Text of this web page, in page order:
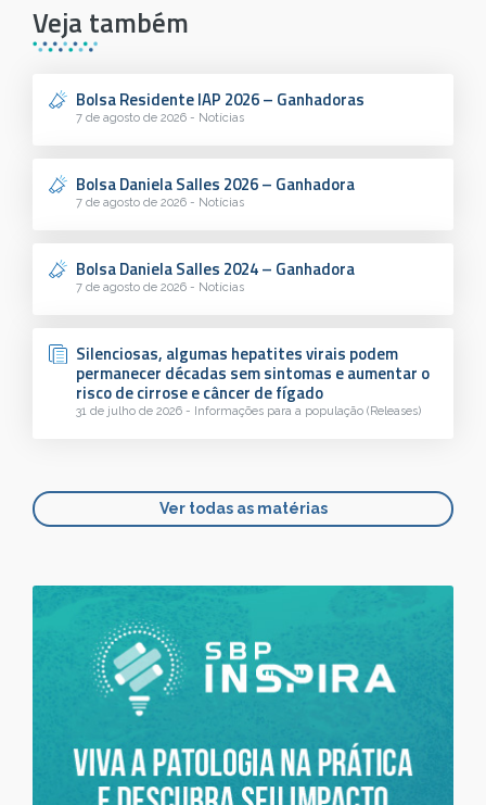
Veja também
Bolsa Residente IAP 2026 – Ganhadoras
7 de agosto de 2026 - Notícias
Bolsa Daniela Salles 2026 – Ganhadora
7 de agosto de 2026 - Notícias
Bolsa Daniela Salles 2024 – Ganhadora
7 de agosto de 2026 - Notícias
Silenciosas, algumas hepatites virais podem
permanecer décadas sem sintomas e aumentar o
risco de cirrose e câncer de fígado
31 de julho de 2026 - Informações para a população (Releases)
Ver todas as matérias